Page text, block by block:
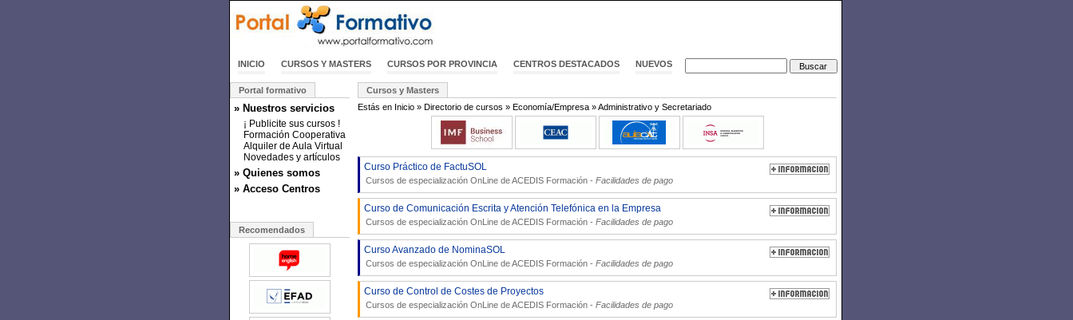
INICIO CURSOS Y MASTERS CURSOS POR PROVINCIA CENTROS DESTACADOS NUEVOS
Portal formativo
» Nuestros servicios
¡ Publicite sus cursos !
Formación Cooperativa
Alquiler de Aula Virtual
Novedades y artículos
» Quienes somos
» Acceso Centros
Recomendados
Cursos y Masters
Estás en Inicio » Directorio de cursos » Economía/Empresa »Administrativo y Secretariado
Curso Práctico de FactuSOL
Cursos de especialización OnLine deACEDIS Formación - Facilidades de pago
Curso de Comunicación Escrita y Atención Telefónica en la Empresa
Cursos de especialización OnLine deACEDIS Formación - Facilidades de pago
Curso Avanzado de NominaSOL
Cursos de especialización OnLine deACEDIS Formación - Facilidades de pago
Curso de Control de Costes de Proyectos
Cursos de especialización OnLine deACEDIS Formación - Facilidades de pago